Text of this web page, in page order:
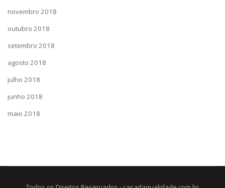
novembro 2018
outubro 2018
setembro 2018
agosto 2018
julho 2018
junho 2018
maio 2018